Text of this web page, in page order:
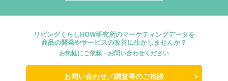
リビングくらしHOW研究所のマーケティングデータを
商品の開発やサービスの改善に生かしませんか？
お気軽にご依頼・お問い合わせください
お問い合わせ／調査等のご相談